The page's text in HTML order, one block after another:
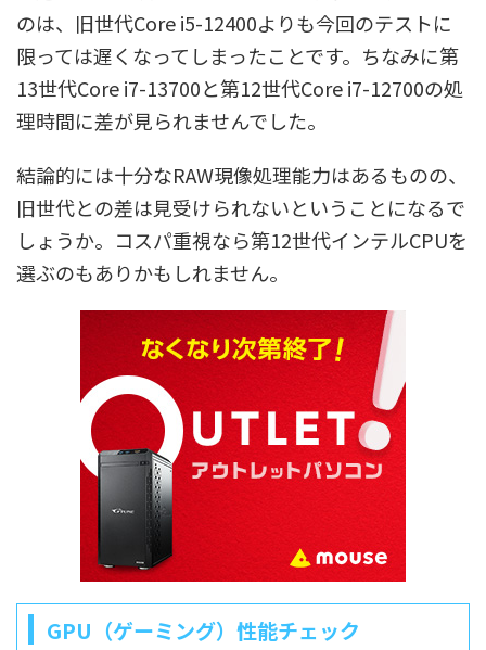
のは、旧世代Core i5-12400よりも今回のテストに
限っては遅くなってしまったことです。ちなみに第
13世代Core i7-13700と第12世代Core i7-12700の処
理時間に差が見られませんでした。
結論的には十分なRAW現像処理能力はあるものの、
旧世代との差は見受けられないということになるで
しょうか。コスパ重視なら第12世代インテルCPUを
選ぶのもありかもしれません。
GPU（ゲーミング）性能チェック